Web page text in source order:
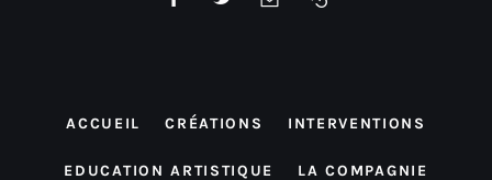
ACCUEIL CRÉATIONS INTERVENTIONS
EDUCATION ARTISTIQUE LA COMPAGNIE